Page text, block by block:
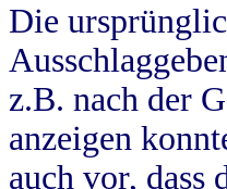
Die
z.B. nach der
anzeigen
auch vor,